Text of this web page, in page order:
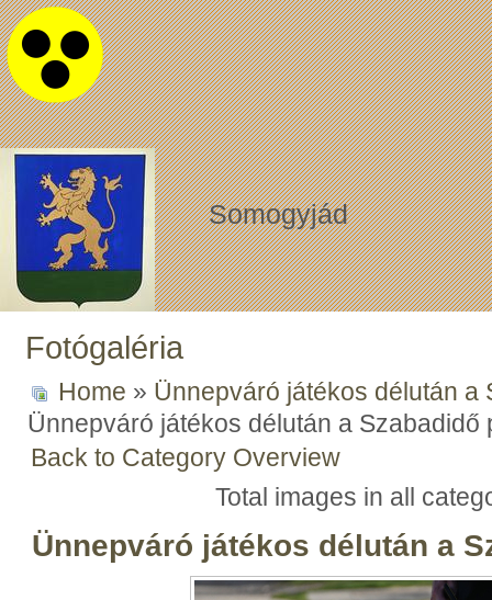
Somogyjád
Fotógaléria
Home » Ünnepváró játékos délután a
Ünnepváró játékos délután a Szabadidő
Back to Category Overview
Total images in all
Ünnepváró játékos délután a